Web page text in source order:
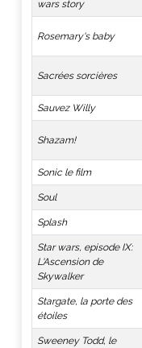
wars story
Rosemary's baby
Sacrées sorcières
Sauvez Willy
Shazam!
Sonic le film
Soul
Splash
Star wars, episode IX:
L'Ascension de
Skywalker
Stargate, la porte des
étoiles
Sweeney Todd, le